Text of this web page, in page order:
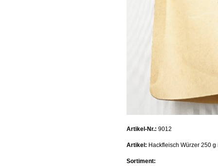
Artikel-Nr.: 9012
Artikel: Hackfleisch Würzer 250
Sortiment: